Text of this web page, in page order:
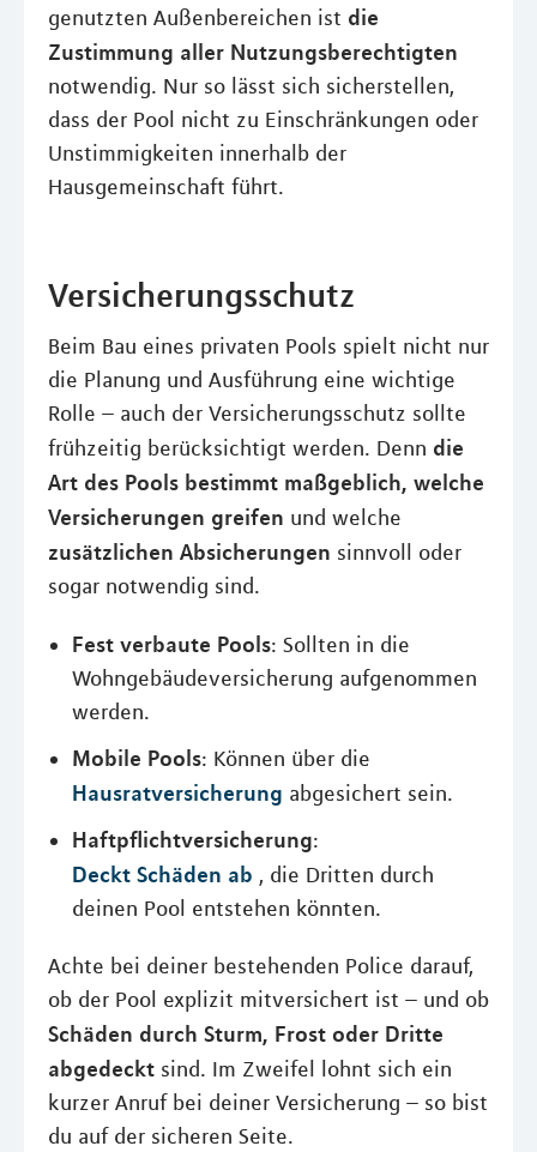
genutzten Außenbereichen ist die
Zustimmung aller Nutzungsberechtigten
notwendig. Nur so lässt sich sicherstellen,
dass der Pool nicht zu Einschränkungen oder
Unstimmigkeiten innerhalb der
Hausgemeinschaft führt.
Versicherungsschutz
Beim Bau eines privaten Pools spielt nicht nur
die Planung und Ausführung eine wichtige
Rolle – auch der Versicherungsschutz sollte
frühzeitig berücksichtigt werden. Denn die
Art des Pools bestimmt maßgeblich, welche
Versicherungen greifen und welche
zusätzlichen Absicherungen sinnvoll oder
sogar notwendig sind.
Fest verbaute Pools: Sollten in die
Wohngebäudeversicherung aufgenommen
werden.
Mobile Pools: Können über die
Hausratversicherung abgesichert sein.
Haftpflichtversicherung:
Deckt Schäden ab , die Dritten durch
deinen Pool entstehen könnten.
Achte bei deiner bestehenden Police darauf,
ob der Pool explizit mitversichert ist – und ob
Schäden durch Sturm, Frost oder Dritte
abgedeckt sind. Im Zweifel lohnt sich ein
kurzer Anruf bei deiner Versicherung – so bist
du auf der sicheren Seite.